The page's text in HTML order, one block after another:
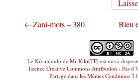
Navigation
l’article
Zani-mots – 380 Bleu
Le Kikimundo de Mr Kiki(TF) est mis à
licence Creative Commons Attribution - Pas
Partage dans les Mêmes Conditions